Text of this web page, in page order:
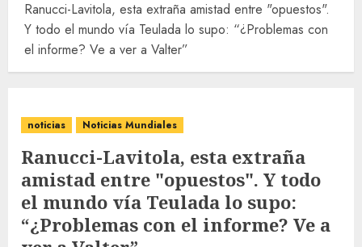
Ranucci-Lavitola, esta extraña amistad entre "opuestos".
Y todo el mundo vía Teulada lo supo: “¿Problemas con
el informe? Ve a ver a Valter”
noticias Noticias Mundiales
Ranucci-Lavitola, esta extraña
amistad entre "opuestos". Y todo
el mundo vía Teulada lo supo:
“¿Problemas con el informe? Ve a